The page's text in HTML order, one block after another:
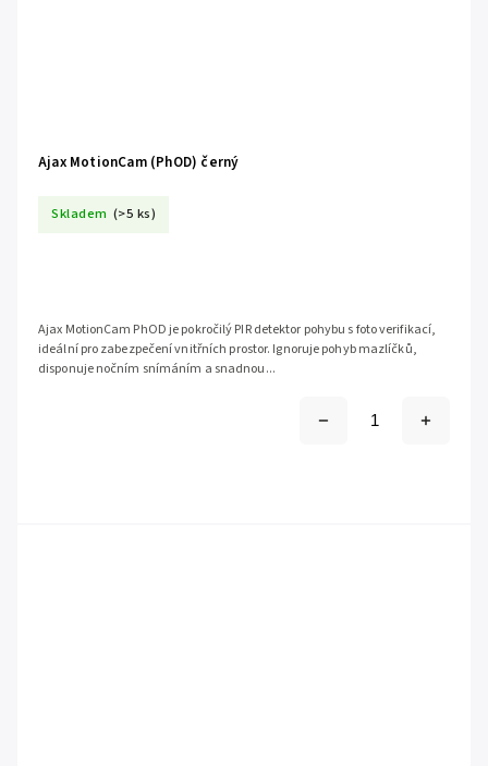
Ajax MotionCam (PhOD) černý
Skladem (>5 ks)
Ajax MotionCam PhOD je pokročilý PIR detektor pohybu s foto verifikací,
ideální pro zabezpečení vnitřních prostor. Ignoruje pohyb mazlíčků,
disponuje nočním snímáním a snadnou...